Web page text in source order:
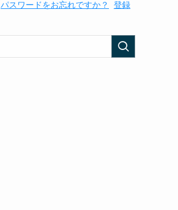
パスワードをお忘れですか？ 登録